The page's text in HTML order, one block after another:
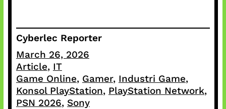
Cyberlec Reporter
March 26, 2026
Article, IT
Game Online, Gamer, Industri Game ,
Konsol PlayStation, PlayStation Network ,
PSN 2026, Sony